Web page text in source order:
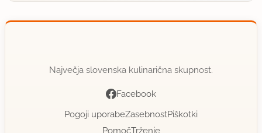
Največja slovenska kulinarična skupnost.
Facebook
Pogoji uporabeZasebnostPiškotki
PomočTrženje